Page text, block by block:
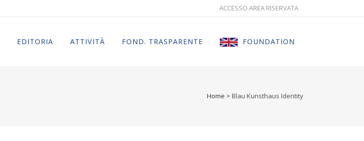
ACCESSO AREA RISERVATA
EDITORIA ATTIVITÀ FOND. TRASPARENTE FOUNDATION
Home > Blau Kunsthaus Identity